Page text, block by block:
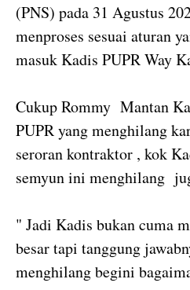
(PNS) pada 31 Agustus
menproses sesuai aturan
masuk Kadis PUPR Way
Cukup Rommy Mantan
PUPR yang menghilang
seroran kontraktor , kok
semyun ini menghilang
" Jadi Kadis bukan cuma
besar tapi tanggung
menghilang begini